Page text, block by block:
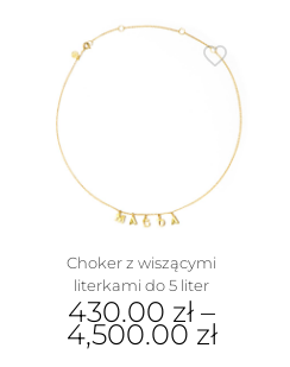
Choker z wiszącymi
literkami do 5 liter
430.00 zł –
4,500.00 zł